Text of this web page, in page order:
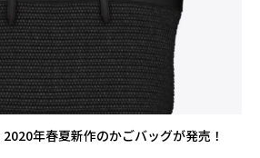
年春夏新作のかごバッグが発売！